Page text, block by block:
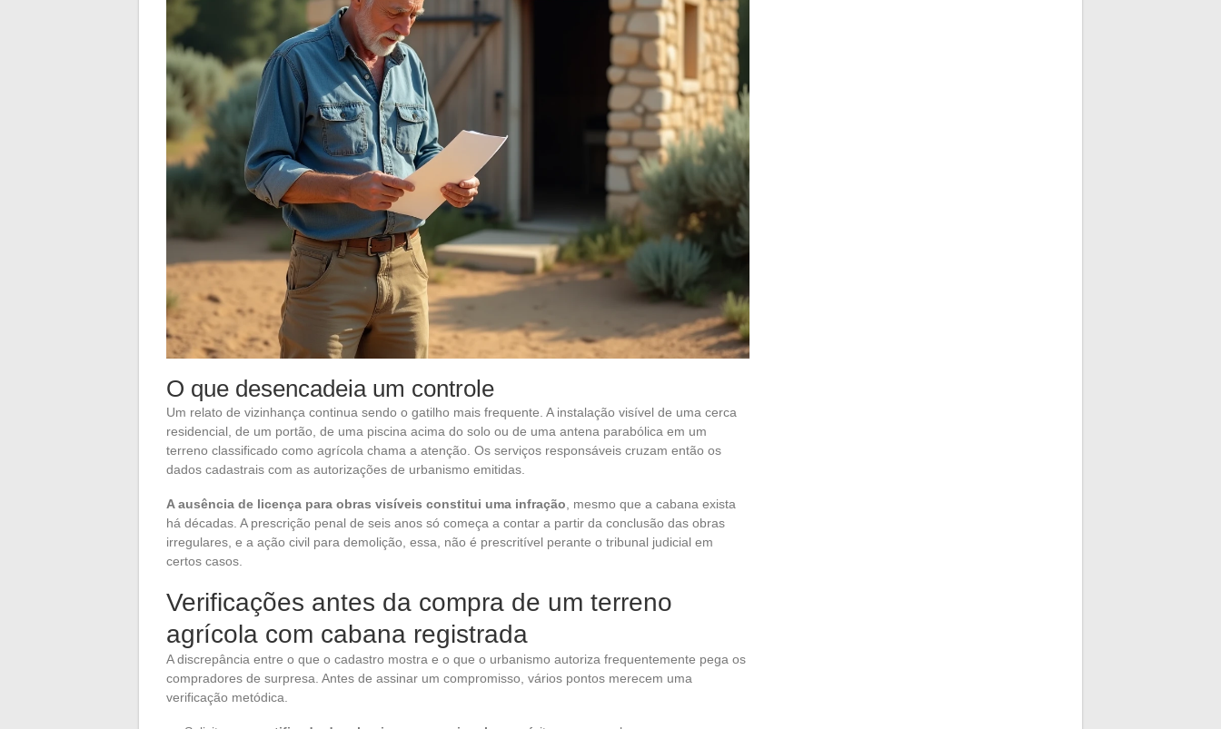
O que desencadeia um controle
Um relato de vizinhança continua sendo o gatilho mais frequente. A instalação visível de uma cerca
residencial, de um portão, de uma piscina acima do solo ou de uma antena parabólica em um
terreno classificado como agrícola chama a atenção. Os serviços responsáveis cruzam então os
dados cadastrais com as autorizações de urbanismo emitidas.
A ausência de licença para obras visíveis constitui uma infração , mesmo que a cabana exista
há décadas. A prescrição penal de seis anos só começa a contar a partir da conclusão das obras
irregulares, e a ação civil para demolição, essa, não é prescritível perante o tribunal judicial em
certos casos.
Verificações antes da compra de um terreno
agrícola com cabana registrada
A discrepância entre o que o cadastro mostra e o que o urbanismo autoriza frequentemente pega os
compradores de surpresa. Antes de assinar um compromisso, vários pontos merecem uma
verificação metódica.